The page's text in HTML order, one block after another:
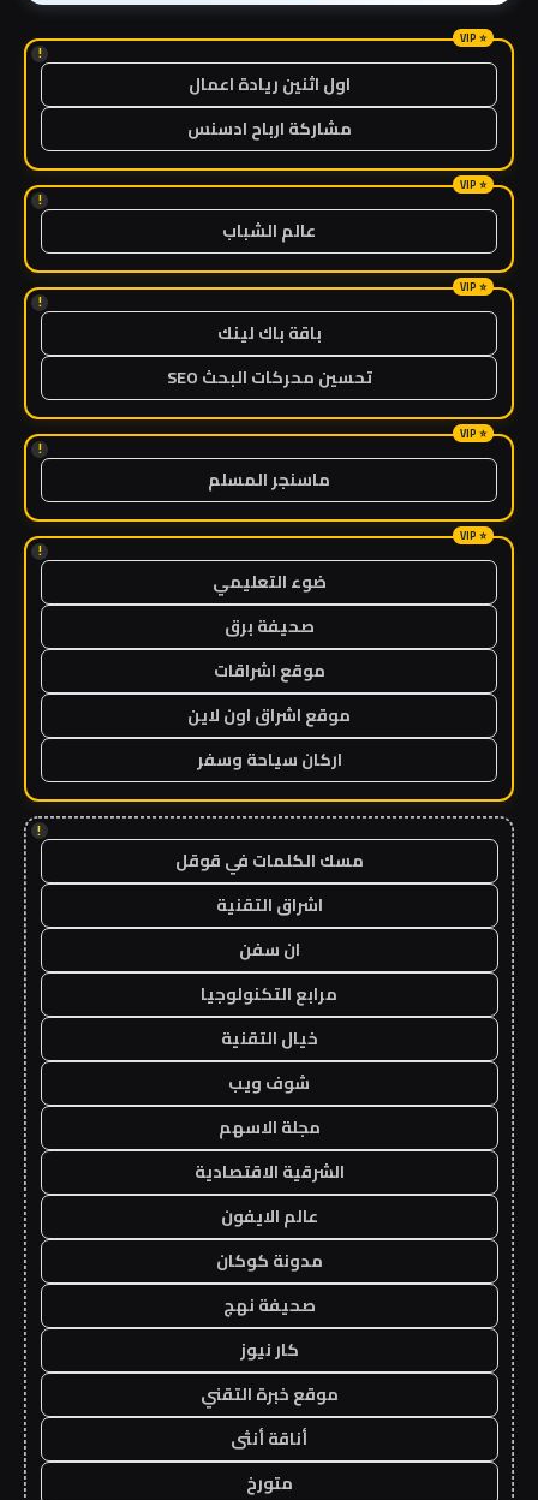
!
اول اثنين ريادة اعمال
مشاركة ارباح ادسنس
!
عالم الشباب
!
باقة باك لينك
تحسين محركات البحث SEO
!
ماسنجر المسلم
!
ضوء التعليمي
صحيفة برق
موقع اشراقات
موقع اشراق اون لاين
اركان سياحة وسفر
!
مسك الكلمات في قوقل
اشراق التقنية
ان سفن
مرابع التكنولوجيا
خيال التقنية
شوف ويب
مجلة الاسهم
الشرقية الاقتصادية
عالم الايفون
مدونة كوكان
صحيفة نهج
كار نيوز
موقع خبرة التقني
أناقة أنثى
متورخ